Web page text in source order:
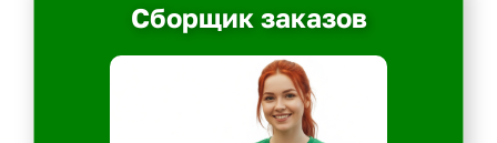
Сборщик заказов